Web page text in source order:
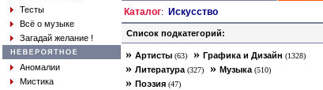
Тесты
Всё о музыке
Загадай желание !
Аномалии
Мистика
Каталог: Искусство
Список подкатегорий:
» Артисты (63) » Графика и Дизайн (1328)
» Литература (327) » Музыка (510)
» Поэзия (47)